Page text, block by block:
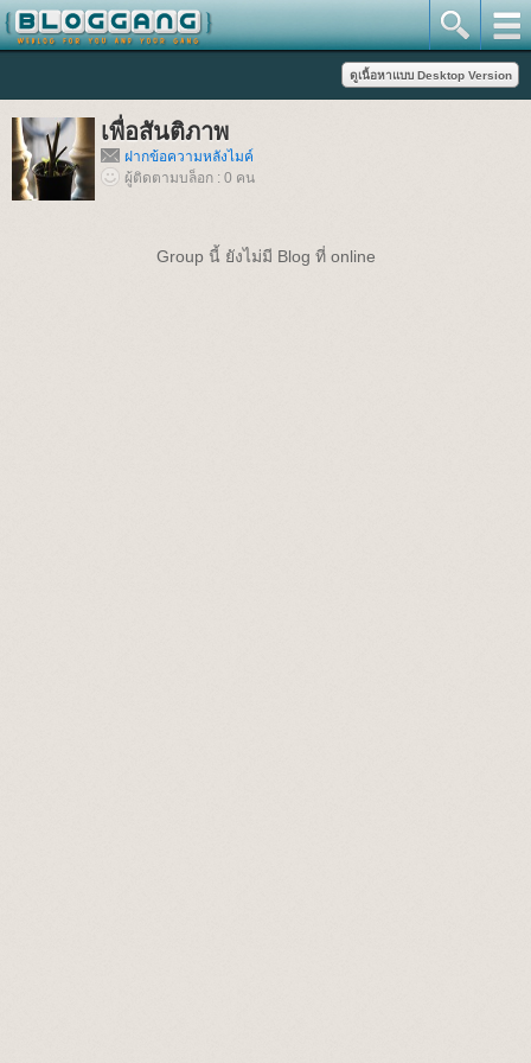
เพื่อสันติภาพ
ฝากข้อความหลังไมค์
ผู้ติดตามบล็อก : 0 คน
Group นี้ ยังไม่มี Blog ที่ online